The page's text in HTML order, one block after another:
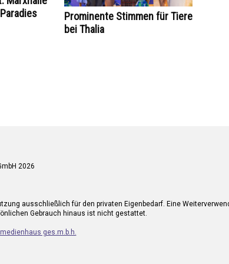
Prominente Stimmen für Tiere
bei Thalia
2026
ausschließlich für den privaten Eigenbedarf. Eine
Gebrauch hinaus ist nicht gestattet.
ges.m.b.h.